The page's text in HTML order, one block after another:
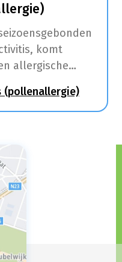
komt
allergische
(niezen,
en ogen
(pollenallergie)